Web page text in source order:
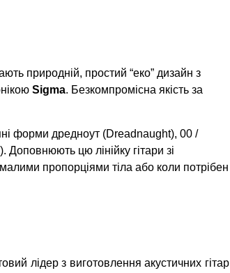
природній, простий “еко” дизайн з
Sigma. Безкомпромісна якість за
форми дредноут (Dreadnaught), 00 /
Доповнюють цю лінійку гітари зі
пропорціями тіла або коли потрібен
лідер з виготовлення акустичних гітар